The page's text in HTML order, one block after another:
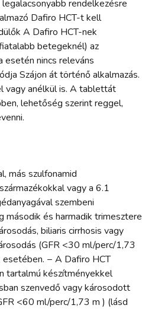
rendelkezésre
Dafiro HCT-t kell
A Dafiro HCT-nek
betegeknél) az
esetén nincs releváns
Szájon át történő alkalmazás.
vagy anélkül is. A tablettát
lehetőség szerint reggel,
más szulfonamid
vagy a 6.1
szembeni
és harmadik trimesztere
biliaris cirrhosis vagy
(GFR <30 ml/perc/1,73
esetében. − A Dafiro HCT
tartalmú készítményekkel
szenvedő vagy károsodott
<60 ml/perc/1,73 m ) (lásd